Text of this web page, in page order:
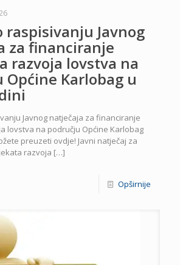
raspisivanju Javnog
za financiranje
razvoja lovstva na
Općine Karlobag u
Javnog natječaja za financiranje
lovstva na području Općine Karlobag
preuzeti ovdje! Javni natječaj za
razvoja […]
Opširnije